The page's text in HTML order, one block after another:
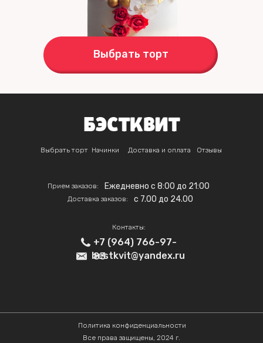
Выбрать торт
Контакты:
Все права защищены, 2024 г.
Выбрать торт Начинки Доставка и оплата Отзывы
Прием заказов: Ежедневно с 8:00 до 21:00
Доставка заказов: c 7.00 до 24.00
Политика конфиденциальности
bestkvit@yandex.ru
+7 (964) 766-97-
83